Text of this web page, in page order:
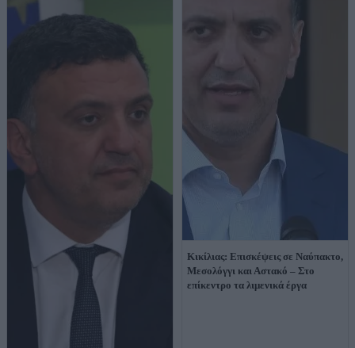
Κικίλιας: Επισκέψεις σε Ναύπακτο,
Μεσολόγγι και Αστακό – Στο
επίκεντρο τα λιμενικά έργα